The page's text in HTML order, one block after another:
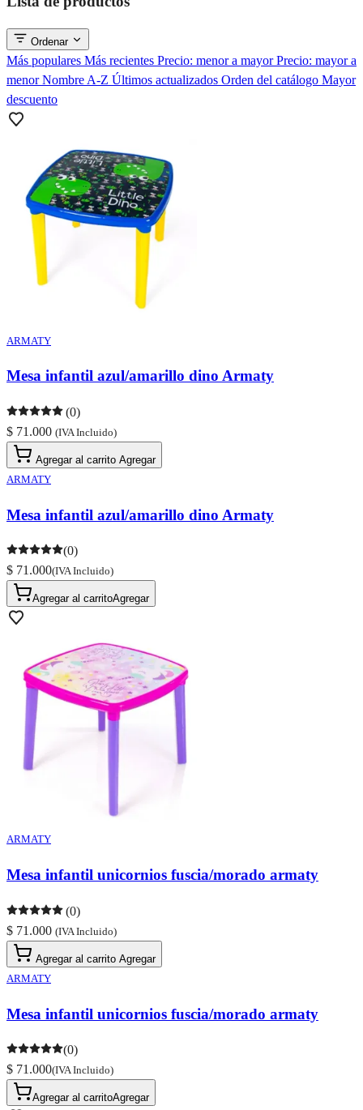
Ordenar
Más populares Más recientes Precio: menor a mayorPrecio: mayor a
menorNombre A-Z Últimos actualizados Orden del catálogo Mayor
descuento
ARMATY
Mesa infantil azul/amarillo dino Armaty
(0)
$ 71.000 (IVA Incluido)
Agregar al carrito Agregar
ARMATY
Mesa infantil azul/amarillo dino Armaty
(0)
$ 71.000(IVA Incluido)
Agregar al carritoAgregar
ARMATY
Mesa infantil unicornios fuscia/morado armaty
(0)
$ 71.000 (IVA Incluido)
Agregar al carrito Agregar
ARMATY
Mesa infantil unicornios fuscia/morado armaty
(0)
$ 71.000(IVA Incluido)
Agregar al carritoAgregar